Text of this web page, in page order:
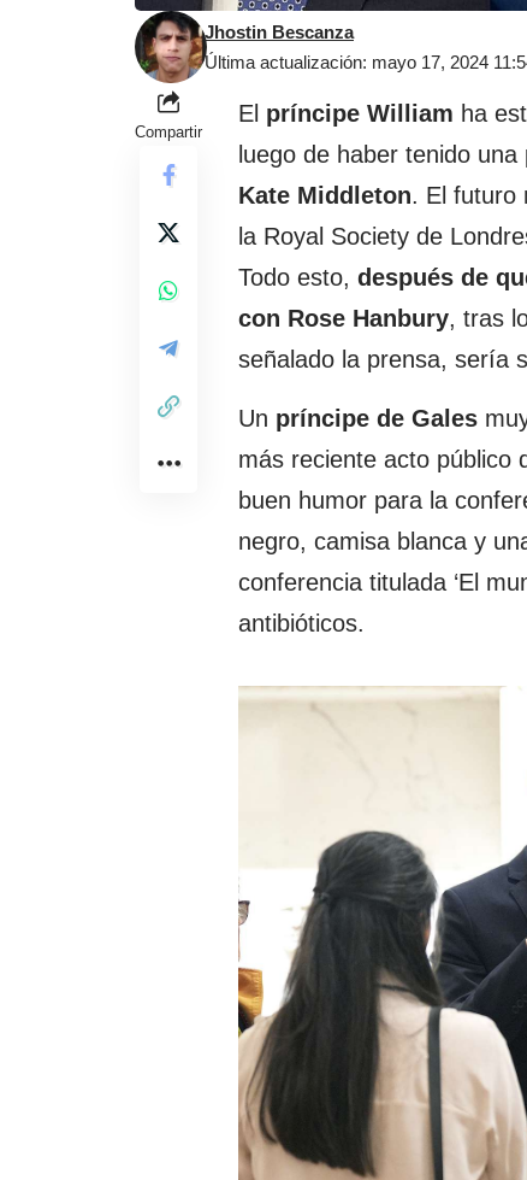
Última actualización: mayo 17, 2024
Jhostin Bescanza
Compartir
El príncipe William ha
luego de haber tenido
Kate Middleton. El futuro
la Royal Society de
Todo esto, después de
con Rose Hanbury, tras
señalado la prensa, sería
Un príncipe de Gales
más reciente acto público
buen humor para la
negro, camisa blanca y
conferencia titulada ‘El
antibióticos.